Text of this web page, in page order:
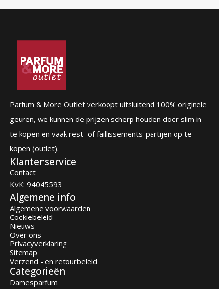
Parfum & More Outlet verkoopt uitsluitend 100% originele
geuren, we kunnen de prijzen scherp houden door slim in
te kopen en vaak rest -of faillissements-partijen op te
kopen (outlet).
Klantenservice
Contact
KvK: 94045593
Algemene info
Algemene voorwaarden
Cookiebeleid
Nieuws
Over ons
Privacyverklaring
Sitemap
Verzend - en retourbeleid
Categorieën
Damesparfum